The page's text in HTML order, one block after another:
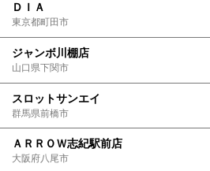
ＤＩＡ
東京都町田市
ジャンボ川棚店
山口県下関市
スロットサンエイ
群馬県前橋市
ＡＲＲＯＷ志紀駅前店
大阪府八尾市